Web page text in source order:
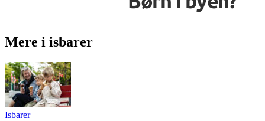
Mere i isbarer
Isbarer